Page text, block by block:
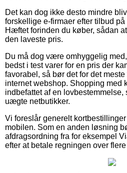
Det kan dog ikke desto mindre
forskellige e-firmaer efter tilbud
Hæftet forinden du køber, sådan
den laveste pris.
Du må dog være omhyggelig
bedst i test varer for en pris der
favorabel, så bør det for det
internet webshop. Shopping med
indbefattet af en lovbestemmelse,
uægte netbutikker.
Vi foreslår generelt
mobilen. Som en anden løsning
afdragsordning fra for eksempel
efter at betale regningen over flere